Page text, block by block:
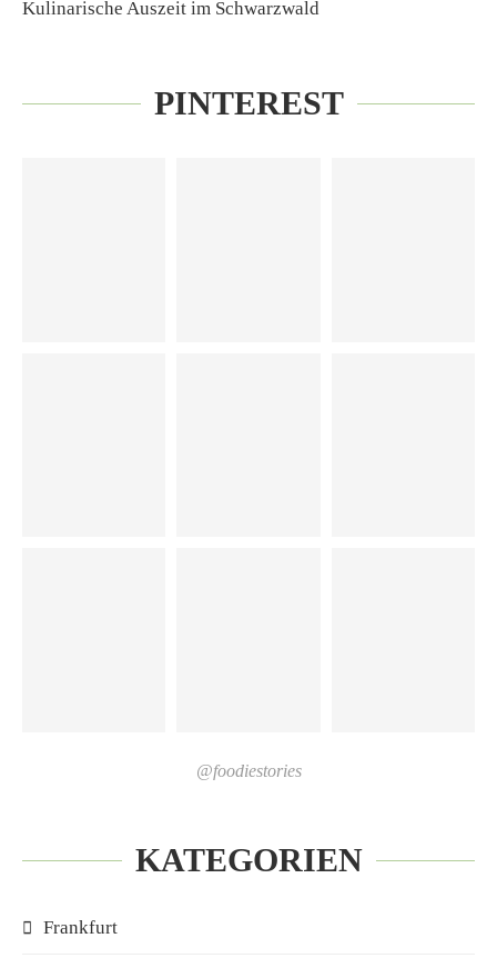
Kulinarische Auszeit im Schwarzwald
PINTEREST
@foodiestories
KATEGORIEN
Frankfurt